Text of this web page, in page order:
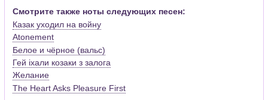
Смотрите также ноты следующих песен:
Казак уходил на войну
Atonement
Белое и чёрное (вальс)
Гей iхали козаки з залога
Желание
The Heart Asks Pleasure First